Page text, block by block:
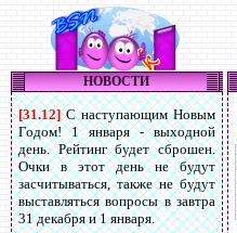
НОВОСТИ
[31.12]С наступающим Новым
Годом! 1 января - выходной
день. Рейтинг будет сброшен.
Очки в этот день не будут
засчитываться, также не будут
выставляться вопросы в завтра
31 декабря и 1 января.